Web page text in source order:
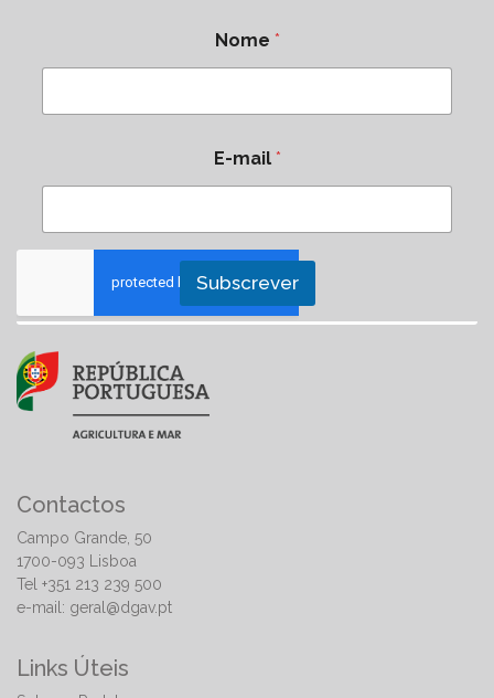
Nome *
E-mail *
Subscrever
Contactos
Campo Grande, 50
1700-093 Lisboa
Tel +351 213 239 500
e-mail: geral@dgav.pt
Links Úteis